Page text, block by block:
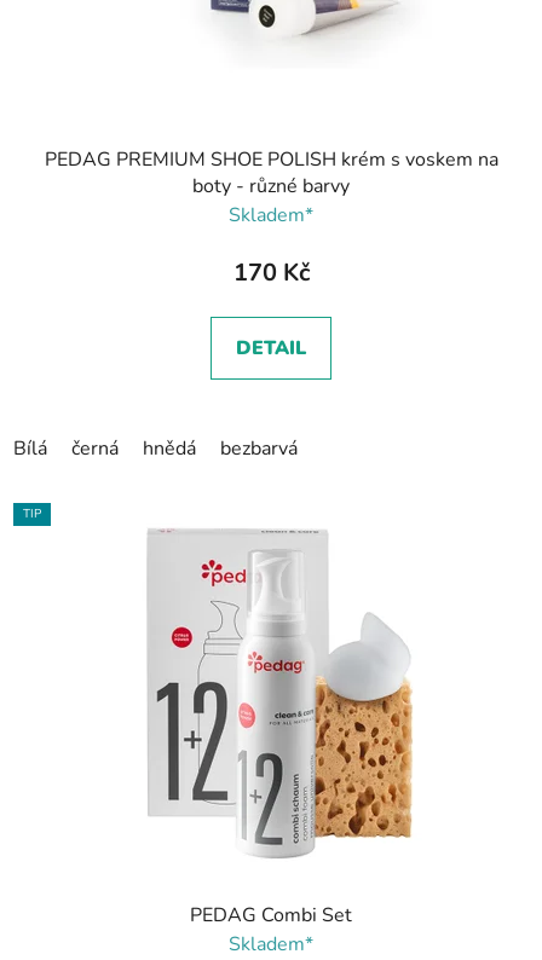
PEDAG PREMIUM SHOE POLISH krém s voskem na
boty - různé barvy
Skladem*
170 Kč
DETAIL
Bílá černá hnědá bezbarvá
TIP
PEDAG Combi Set
Skladem*